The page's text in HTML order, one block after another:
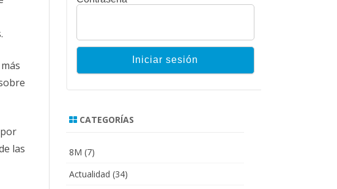
las
CATEGORÍAS
8M (7)
Actualidad (34)